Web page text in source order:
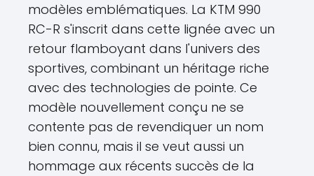
modèles emblématiques. La KTM 990
RC-R s'inscrit dans cette lignée avec un
retour flamboyant dans l'univers des
sportives, combinant un héritage riche
avec des technologies de pointe. Ce
modèle nouvellement conçu ne se
contente pas de revendiquer un nom
bien connu, mais il se veut aussi un
hommage aux récents succès de la